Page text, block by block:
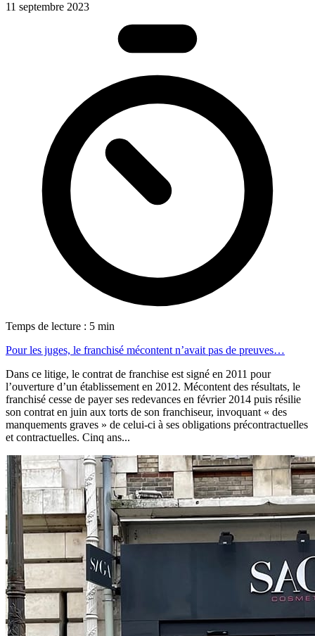
11 septembre 2023
Temps de lecture : 5 min
Pour les juges, le franchisé mécontent n’avait pas de preuves…
Dans ce litige, le contrat de franchise est signé en 2011 pour
l’ouverture d’un établissement en 2012. Mécontent des résultats, le
franchisé cesse de payer ses redevances en février 2014 puis résilie
son contrat en juin aux torts de son franchiseur, invoquant « des
manquements graves » de celui-ci à ses obligations précontractuelles
et contractuelles. Cinq ans...